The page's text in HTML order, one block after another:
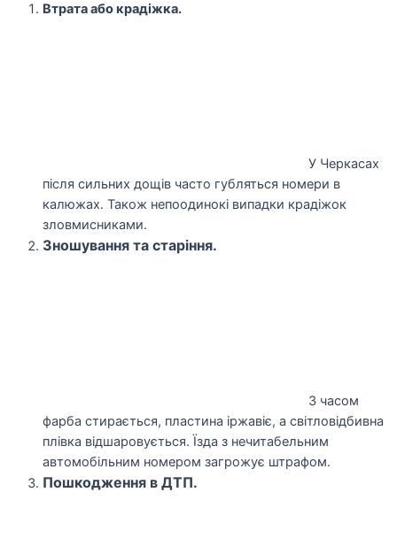
Втрата або крадіжка.
У Черкасах
після сильних дощів часто губляться номери в
калюжах. Також непоодинокі випадки крадіжок
зловмисниками.
Зношування та старіння.
З часом
фарба стирається, пластина іржавіє, а світловідбивна
плівка відшаровується. Їзда з нечитабельним
автомобільним номером загрожує штрафом.
Пошкодження в ДТП.